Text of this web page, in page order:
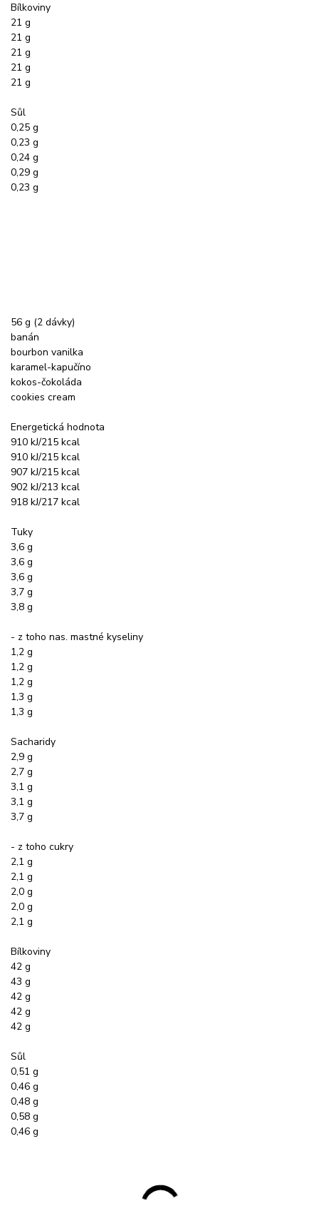
Bílkoviny
21 g
21 g
21 g
21 g
21 g
Sůl
0,25 g
0,23 g
0,24 g
0,29 g
0,23 g
56 g (2 dávky)
banán
bourbon vanilka
karamel-kapučíno
kokos-čokoláda
cookies cream
Energetická hodnota
910 kJ/215 kcal
910 kJ/215 kcal
907 kJ/215 kcal
902 kJ/213 kcal
918 kJ/217 kcal
Tuky
3,6 g
3,6 g
3,6 g
3,7 g
3,8 g
- z toho nas. mastné kyseliny
1,2 g
1,2 g
1,2 g
1,3 g
1,3 g
Sacharidy
2,9 g
2,7 g
3,1 g
3,1 g
3,7 g
- z toho cukry
2,1 g
2,1 g
2,0 g
2,0 g
2,1 g
Bílkoviny
42 g
43 g
42 g
42 g
42 g
Sůl
0,51 g
0,46 g
0,48 g
0,58 g
0,46 g